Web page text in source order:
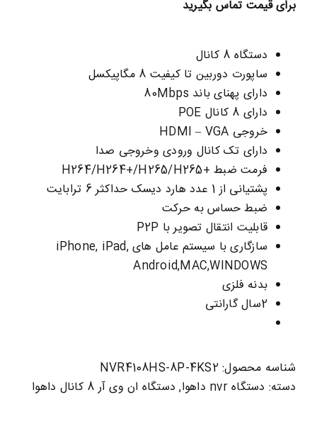
برای قیمت تماس بگیرید
دستگاه 8 کانال
ساپورت دوربین تا کیفیت 8 مگاپیکسل
دارای پهنای باند 80Mbps
دارای 8 کانال POE
خروجی HDMI – VGA
دارای تک کانال ورودی وخروجی صدا
فرمت ضبط +H264/H264+/H265/H265
پشتیانی از 1 عدد هارد دیسک حداکثر 6 ترابایت
ضبط حساس به حرکت
قابلیت انتقال تصویر با P2P
سازگاری با سیستم عامل های iPhone, iPad,
Android,MAC,WINDOWS
بدنه فلزی
2سال گارانتی
شناسه محصول:NVR4108HS-8P-4KS2
دسته: دستگاه nvr داهوا , دستگاه ان وی آر 8 کانال داهوا